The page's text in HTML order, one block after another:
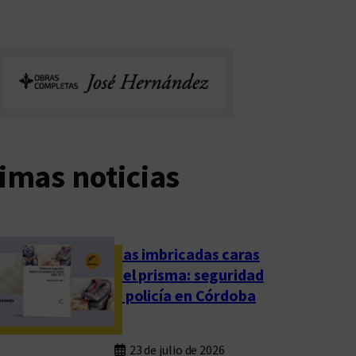
noticias
Las imbricadas caras
del prisma: seguridad
y policía en Córdoba
23 de julio de 2026